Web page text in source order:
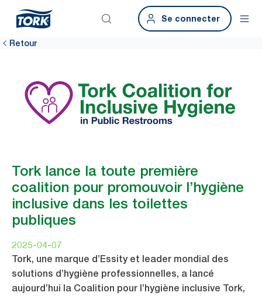
Se connecter
Retour
Tork lance la toute première
coalition pour promouvoir l’hygiène
inclusive dans les toilettes
publiques
2025-04-07
Tork, une marque d’Essity et leader mondial des
solutions d’hygiène professionnelles, a lancé
aujourd’hui la Coalition pour l’hygiène inclusive Tork,